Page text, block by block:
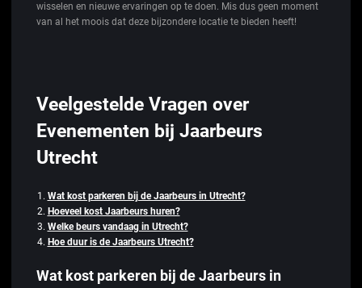
wisselen en nieuwe ervaringen op te doen. Mis dus geen moment
van al het moois dat deze bijzondere locatie te bieden heeft!
Veelgestelde Vragen over
Evenementen bij Jaarbeurs
Utrecht
Wat kost parkeren bij de Jaarbeurs in Utrecht?
Hoeveel kost Jaarbeurs huren?
Welke beurs vandaag in Utrecht?
Hoe duur is de Jaarbeurs Utrecht?
Wat kost parkeren bij de Jaarbeurs in